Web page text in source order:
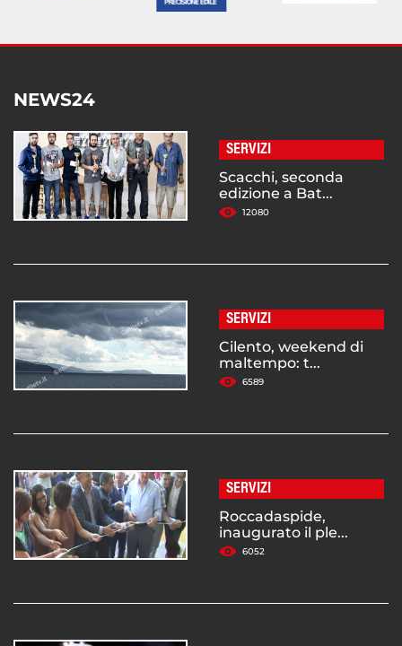
NEWS24
SERVIZI
Scacchi, seconda
edizione a Bat...
12080
SERVIZI
Cilento, weekend di
maltempo: t...
6589
SERVIZI
Roccadaspide,
inaugurato il ple...
6052